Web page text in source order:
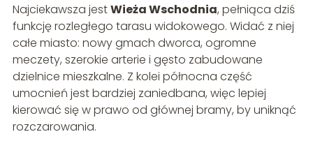
Najciekawsza jestWieża Wschodnia, pełniąca dziś
funkcję rozległego tarasu widokowego. Widać z niej
całe miasto: nowy gmach dworca, ogromne
meczety, szerokie arterie i gęsto zabudowane
dzielnice mieszkalne. Z kolei północna część
umocnień jest bardziej zaniedbana, więc lepiej
kierować się w prawo od głównej bramy, by uniknąć
rozczarowania.